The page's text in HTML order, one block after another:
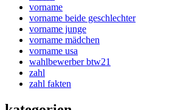
vorname
vorname beide geschlechter
vorname junge
vorname mädchen
vorname usa
wahlbewerber btw21
zahl
zahl fakten